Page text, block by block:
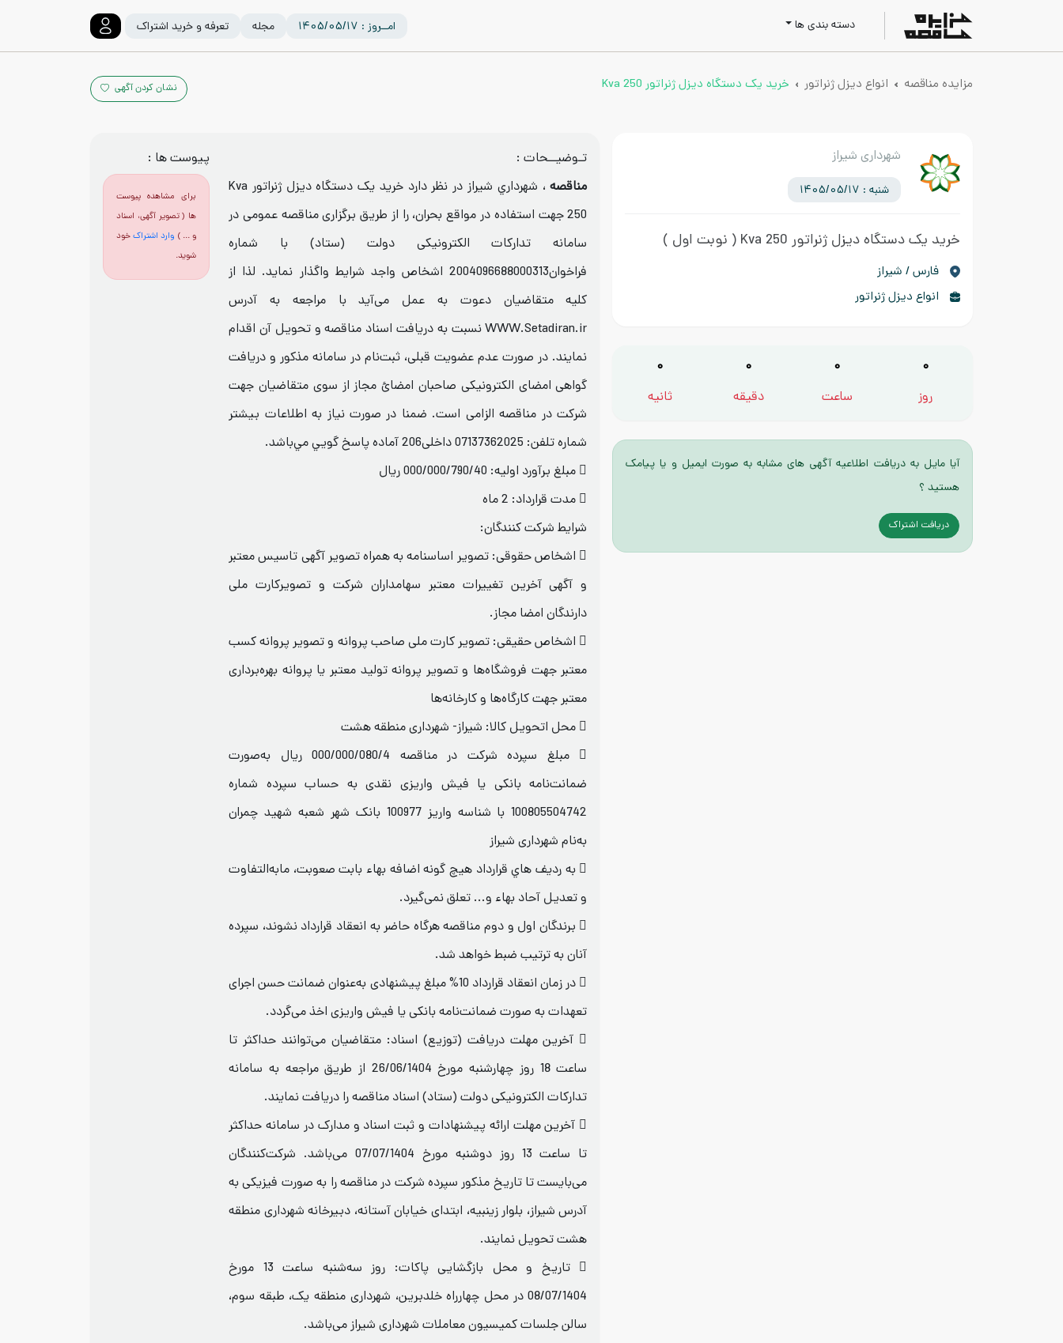
دسته بندی ها امــروز : 1405/05/17 مجله تعرفه و خرید اشتراک
مزایده مناقصه انواع دیزل ژنراتور خرید یک دستگاه دیزل ژنراتور Kva 250 نشان کردن آگهی
شهرداری شیراز
شنبه : 1405/05/17
خرید یک دستگاه دیزل ژنراتور Kva 250 ( نوبت اول )
فارس / شیراز
انواع دیزل ژنراتور
0
روز
0
ساعت
0
دقیقه
0
ثانیه
آیا مایل به دریافت اطلاعیه آگهی های مشابه به صورت ایمیل و یا پیامک
هستید ؟
دریافت اشتراک
تـوضیــحات :
مناقصه
، شهرداري شيراز در نظر دارد خرید یک دستگاه دیزل ژنراتور Kva
250 جهت استفاده در مواقع بحران، را از طريق برگزاری مناقصه عمومی در
سامانه تدارکات الکترونیکی دولت (ستاد) با شماره
فراخوان2004096688000313 اشخاص واجد شرايط واگذار نمايد. لذا از
كليه متقاضیان دعوت به عمل می‌آید با مراجعه به آدرس
WWW.Setadiran.ir نسبت به دریافت اسناد مناقصه و تحویل آن اقدام
نمایند. در صورت عدم عضویت قبلی، ثبت‌‎نام در سامانه مذکور و دریافت
گواهی امضای الکترونیکی صاحبان امضائ مجاز از سوی متقاضیان جهت
شرکت در مناقصه الزامی است. ضمنا در صورت نياز به اطلاعات بيشتر
شماره تلفن: 07137362025 داخلی206 آماده پاسخ گويي مي‌باشد.
 مبلغ برآورد اوليه: 000/000/790/40 ریال
 مدت قرارداد: 2 ماه
شرایط شرکت کنندگان:
 اشخاص حقوقی: تصویر اساسنامه به همراه تصویر آگهی تاسیس معتبر
و آگهی آخرین تغييرات معتبر سهامداران شرکت و تصویرکارت ملی
دارندگان امضا مجاز.
 اشخاص حقیقی: تصویر کارت ملی صاحب پروانه و تصویر پروانه کسب
معتبر جهت فروشگاه‌ها و تصویر پروانه تولید معتبر یا پروانه بهره‌برداری
معتبر جهت کارگاه‌ها و کارخانه‌ها
 محل اتحویل کالا: شیراز- شهرداری منطقه هشت
 مبلغ سپرده شرکت در مناقصه 000/000/080/4 ریال به‌صورت
ضمانت‌نامه بانکی يا فيش واريزی نقدی به حساب سپرده شماره
100805504742 با شناسه واریز 100977 بانک شهر شعبه شهید چمران
به‌نام شهرداری شيراز
 به رديف هاي قرارداد هيچ گونه اضافه بهاء بابت صعوبت، مابه‌‎التفاوت
و تعديل آحاد بهاء و... تعلق نمی‌گیرد.
 برندگان اول و دوم مناقصه هرگاه حاضر به انعقاد قرارداد نشوند، سپرده
آنان به ترتيب ضبط خواهد شد.
 در زمان انعقاد قرارداد 10% مبلغ پیشنهادی به‌عنوان ضمانت حسن اجرای
تعهدات به صورت ضمانت‌نامه بانکی یا فیش واریزی اخذ می‌گردد.
 آخرین مهلت دریافت (توزیع) اسناد: متقاضیان می‌توانند حداکثر تا
ساعت 18 روز چهارشنبه مورخ 26/06/1404 از طریق مراجعه به سامانه
تدارکات الکترونیکی دولت (ستاد) اسناد مناقصه را دریافت نمایند.
 آخرین مهلت ارائه پیشنهادات و ثبت اسناد و مدارک در سامانه حداکثر
تا ساعت 13 روز دوشنبه مورخ 07/07/1404 می‌باشد. شرکت‌کنندگان
می‌بایست تا تاریخ مذکور سپرده شرکت در مناقصه را به صورت فیزیکی به
آدرس شیراز، بلوار زینبیه، ابتدای خیابان آستانه، دبیرخانه شهرداری منطقه
هشت تحویل نمایند.
 تاریخ و محل بازگشایی پاکات: روز سه‌شنبه ساعت 13 مورخ
08/07/1404 در محل چهارراه خلدبرین، شهرداری منطقه یک، طبقه سوم،
سالن جلسات کمیسیون معاملات شهرداری شیراز می‌باشد.
پیوست ها :
برای مشاهده پیوست
ها ( تصویر آگهی، اسناد
و ... ) وارد اشتراکخود
شوید.